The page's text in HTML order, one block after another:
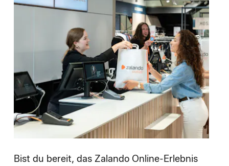
Bist du bereit, das Zalando Online-Erlebnis